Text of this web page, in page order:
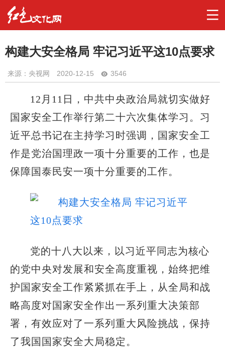
构建大安全格局 牢记习近平这10点要求
来源：央视网 2020-12-15 3546
12月11日，中共中央政治局就切实做好
国家安全工作举行第二十六次集体学习。习
近平总书记在主持学习时强调，国家安全工
作是党治国理政一项十分重要的工作，也是
保障国泰民安一项十分重要的工作。
党的十八大以来，以习近平同志为核心
的党中央对发展和安全高度重视，始终把维
护国家安全工作紧紧抓在手上，从全局和战
略高度对国家安全作出一系列重大决策部
署，有效应对了一系列重大风险挑战，保持
了我国国家安全大局稳定。